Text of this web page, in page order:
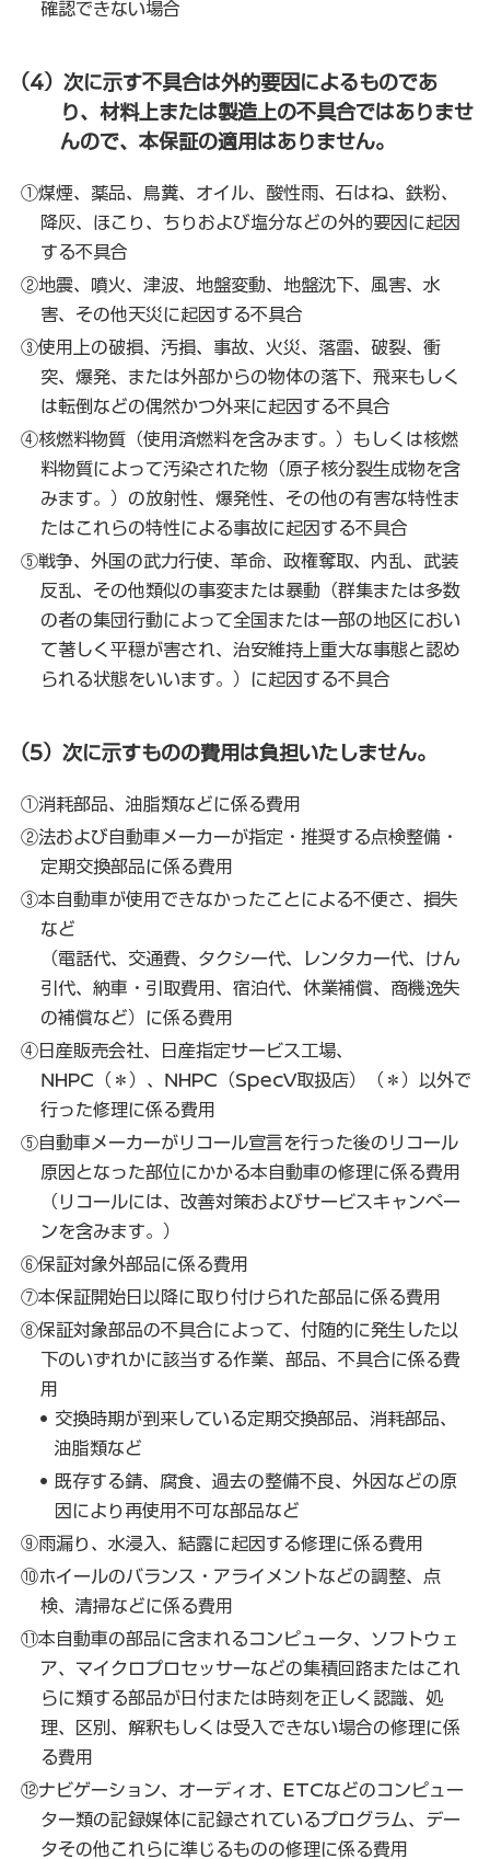
確認できない場合
（4）次に示す不具合は外的要因によるものであ
り、材料上または製造上の不具合ではありませ
んので、本保証の適用はありません。
①煤煙、薬品、鳥糞、オイル、酸性雨、石はね、鉄粉、
降灰、ほこり、ちりおよび塩分などの外的要因に起因
する不具合
②地震、噴火、津波、地盤変動、地盤沈下、風害、水
害、その他天災に起因する不具合
③使用上の破損、汚損、事故、火災、落雷、破裂、衝
突、爆発、または外部からの物体の落下、飛来もしく
は転倒などの偶然かつ外来に起因する不具合
④核燃料物質（使用済燃料を含みます。）もしくは核燃
料物質によって汚染された物（原子核分裂生成物を含
みます。）の放射性、爆発性、その他の有害な特性ま
たはこれらの特性による事故に起因する不具合
⑤戦争、外国の武力行使、革命、政権奪取、内乱、武装
反乱、その他類似の事変または暴動（群集または多数
の者の集団行動によって全国または一部の地区におい
て著しく平穏が害され、治安維持上重大な事態と認め
られる状態をいいます。）に起因する不具合
（5）次に示すものの費用は負担いたしません。
①消耗部品、油脂類などに係る費用
②法および自動車メーカーが指定・推奨する点検整備・
定期交換部品に係る費用
③本自動車が使用できなかったことによる不便さ、損失
など
（電話代、交通費、タクシー代、レンタカー代、けん
引代、納車・引取費用、宿泊代、休業補償、商機逸失
の補償など）に係る費用
④日産販売会社、日産指定サービス工場、
NHPC（＊）、NHPC（SpecV取扱店）（＊）以外で
行った修理に係る費用
⑤自動車メーカーがリコール宣言を行った後のリコール
原因となった部位にかかる本自動車の修理に係る費用
（リコールには、改善対策およびサービスキャンペー
ンを含みます。）
⑥保証対象外部品に係る費用
⑦本保証開始日以降に取り付けられた部品に係る費用
⑧保証対象部品の不具合によって、付随的に発生した以
下のいずれかに該当する作業、部品、不具合に係る費
用
交換時期が到来している定期交換部品、消耗部品、
油脂類など
既存する錆、腐食、過去の整備不良、外因などの原
因により再使用不可な部品など
⑨雨漏り、水浸入、結露に起因する修理に係る費用
⑩ホイールのバランス・アライメントなどの調整、点
検、清掃などに係る費用
⑪本自動車の部品に含まれるコンピュータ、ソフトウェ
ア、マイクロプロセッサーなどの集積回路またはこれ
らに類する部品が日付または時刻を正しく認識、処
理、区別、解釈もしくは受入できない場合の修理に係
る費用
⑫ナビゲーション、オーディオ、ETCなどのコンピュー
ター類の記録媒体に記録されているプログラム、デー
タその他これらに準じるものの修理に係る費用